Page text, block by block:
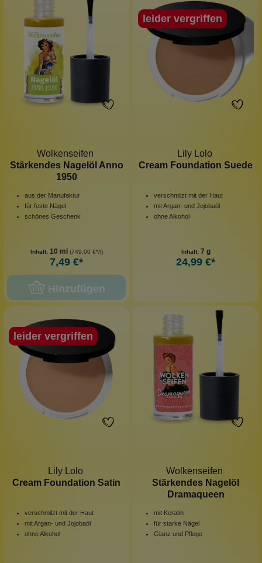
Wolkenseifen
Stärkendes Nagelöl Anno
1950
aus der Manufaktur
für feste Nägel
schönes Geschenk
Inhalt: 10 ml (749,00 €*/l)
7,49 €*
Hinzufügen
leider vergriffen
Lily Lolo
Cream Foundation Suede
verschmilzt mit der Haut
mit Argan- und Jojobaöl
ohne Alkohol
Inhalt: 7 g
24,99 €*
leider vergriffen
Lily Lolo
Cream Foundation Satin
verschmilzt mit der Haut
mit Argan- und Jojobaöl
ohne Alkohol
Wolkenseifen
Stärkendes Nagelöl
Dramaqueen
mit Keratin
für starke Nägel
Glanz und Pflege